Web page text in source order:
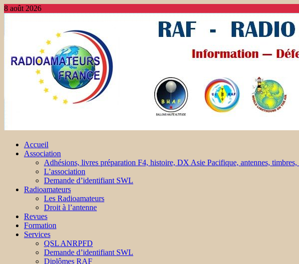
8 août 2026
Accueil
Association
Adhésions, livres préparation F4, histoire, DX Asie Pacifique, antennes, timbres,
L’association
Demande d’identifiant SWL
Radioamateurs
Les Radioamateurs
Droit à l’antenne
Revues
Formation
Services
QSL ANRPFD
Demande d’identifiant SWL
Diplômes RAF